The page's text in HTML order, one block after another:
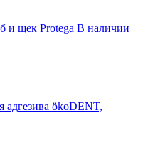
и щек Protega В наличии
адгезива ökoDENT,